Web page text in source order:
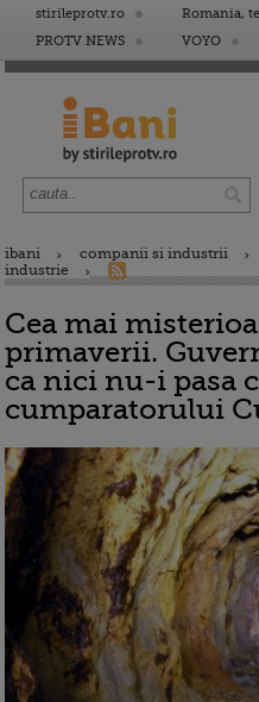
stirileprotv.ro Romania,
PROTV NEWS
VOYO
ibani
companii si industrii
industrie
Cea mai
primaverii.
ca nici nu-i pasa
cumparatorului